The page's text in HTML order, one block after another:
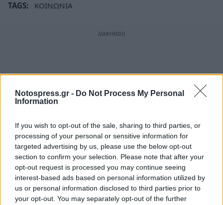
Notospress.gr - Do Not Process My Personal
Information
If you wish to opt-out of the sale, sharing to third parties, or
processing of your personal or sensitive information for
targeted advertising by us, please use the below opt-out
section to confirm your selection. Please note that after your
opt-out request is processed you may continue seeing
interest-based ads based on personal information utilized by
us or personal information disclosed to third parties prior to
your opt-out. You may separately opt-out of the further
TAGS: ΚΟΙΝΩΝΙΑ